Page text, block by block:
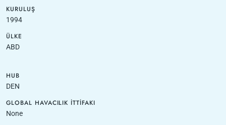
KURULUŞ
1994
ÜLKE
ABD
HUB
DEN
GLOBAL HAVACILIK İTTIFAKI
None